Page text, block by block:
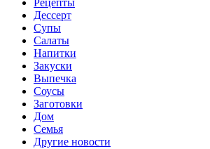
Рецепты
Дессерт
Супы
Салаты
Напитки
Закуски
Выпечка
Соусы
Заготовки
Дом
Семья
Другие новости